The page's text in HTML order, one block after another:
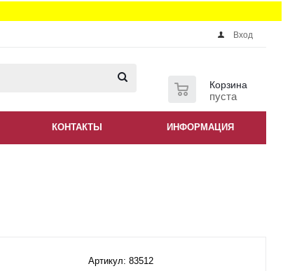
Вход
Корзина
пуста
КОНТАКТЫ ИНФОРМАЦИЯ
Артикул: 83512